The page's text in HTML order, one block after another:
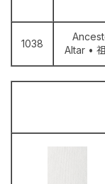
1038
Altar •